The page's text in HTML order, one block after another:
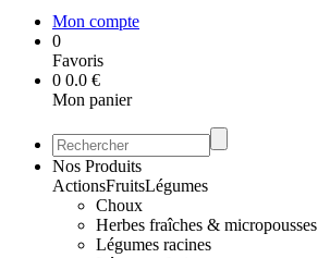
Mon compte
0
Favoris
0 0.0 €
Mon panier
Nos Produits
ActionsFruitsLégumes
Choux
Herbes fraîches & micropousses
Légumes racines